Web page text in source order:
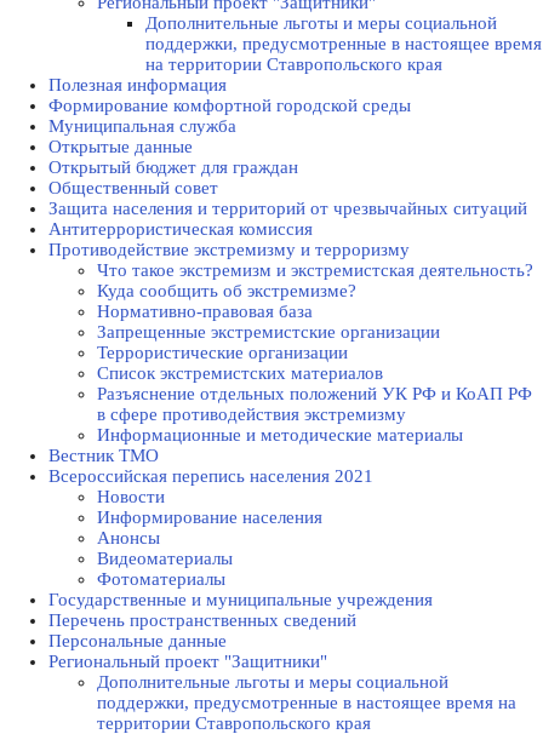
Дополнительные льготы и меры социальной
поддержки, предусмотренные в настоящее время
на территории Ставропольского края
Полезная информация
Формирование комфортной городской среды
Муниципальная служба
Открытые данные
Открытый бюджет для граждан
Общественный совет
Защита населения и территорий от чрезвычайных ситуаций
Антитеррористическая комиссия
Противодействие экстремизму и терроризму
Что такое экстремизм и экстремистская деятельность?
Куда сообщить об экстремизме?
Нормативно-правовая база
Запрещенные экстремистские организации
Террористические организации
Список экстремистских материалов
Разъяснение отдельных положений УК РФ и КоАП РФ
в сфере противодействия экстремизму
Информационные и методические материалы
Вестник ТМО
Всероссийская перепись населения 2021
Новости
Информирование населения
Анонсы
Видеоматериалы
Фотоматериалы
Государственные и муниципальные учреждения
Перечень пространственных сведений
Персональные данные
Региональный проект "Защитники"
Дополнительные льготы и меры социальной
поддержки, предусмотренные в настоящее время на
территории Ставропольского края